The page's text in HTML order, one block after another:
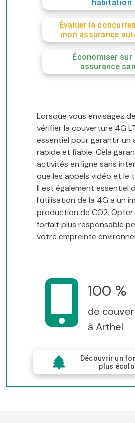
habitation
Évaluer la
mon assurance
Économiser sur
assurance
Lorsque vous envisagez
vérifier la couverture 4G
essentiel pour garantir un
rapide et fiable. Cela
activités en ligne sans
que les appels vidéo et le
Il est également essentiel
l'utilisation de la 4G a un
production de CO2.
forfait plus responsable
votre empreinte
100 %
de
à Arthel
Découvrir un
plus